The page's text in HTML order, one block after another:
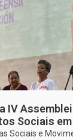
IV
Sociais em
Sociais e